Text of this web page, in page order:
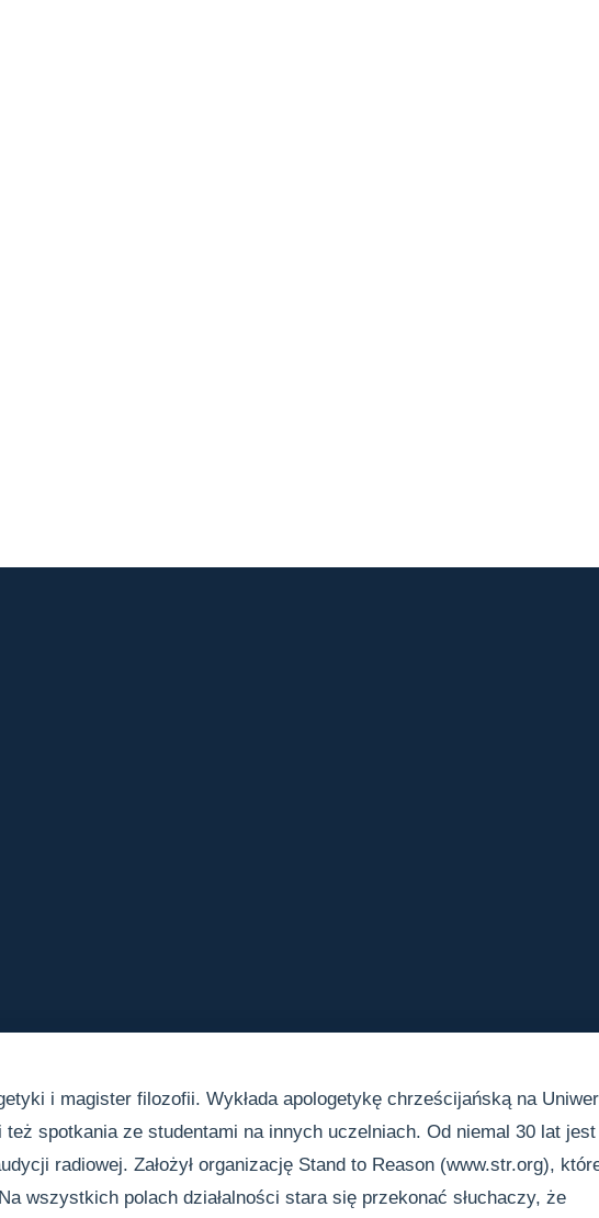
i magister filozofii. Wykłada apologetykę chrześcijańską na
też spotkania ze studentami na innych uczelniach. Od niemal 30 lat jest
radiowej. Założył organizację Stand to Reason (www.str.org),
wszystkich polach działalności stara się przekonać słuchaczy, że